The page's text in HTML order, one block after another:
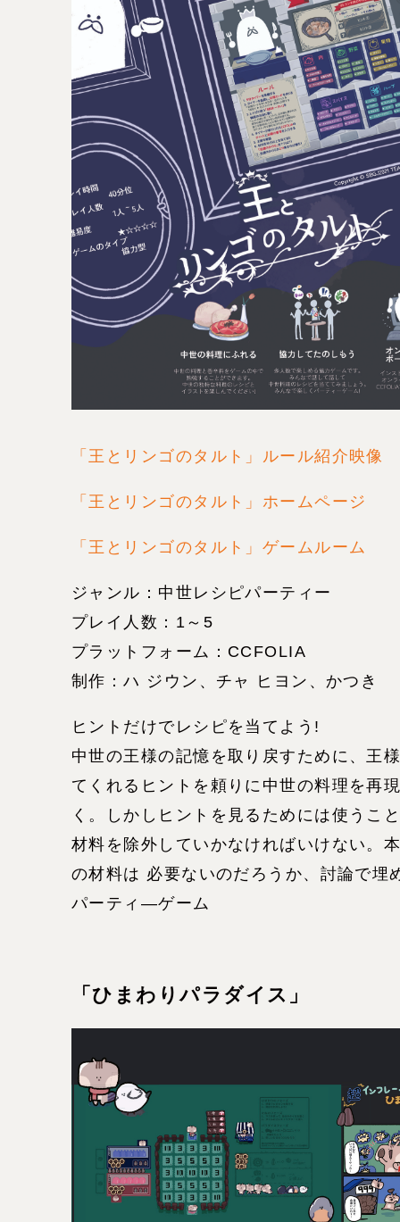
「王とリンゴのタルト」ルール紹介映像
「王とリンゴのタルト」ホームページ
「王とリンゴのタルト」ゲームルーム
ジャンル：中世レシピパーティー
プレイ人数：1～5
プラットフォーム：CCFOLIA
制作：ハ ジウン、チャ ヒヨン、かつき
ヒントだけでレシピを当てよう!
中世の王様の記憶を取り戻すために、王
てくれるヒントを頼りに中世の料理を再
く。しかしヒントを見るためには使うこ
材料を除外していかなければいけない。
の材料は 必要ないのだろうか、討論で埋
パーティ―ゲーム
「ひまわりパラダイス」